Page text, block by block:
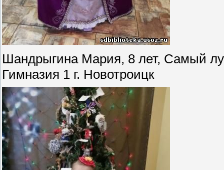
Шандрыгина Мария, 8 лет, Самый
Гимназия 1 г. Новотроицк